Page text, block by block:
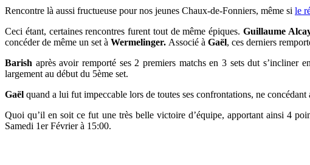
Rencontre là aussi fructueuse pour nos jeunes Chaux-de-Fonniers, même si le
Ceci étant, certaines rencontres furent tout de même épiques. Guillaume
concéder de même un set à Wermelinger. Associé à Gaël, ces derniers
Barish après avoir remporté ses 2 premiers matchs en 3 sets dut s’incliner
largement au début du 5ème set.
Gaël quand a lui fut impeccable lors de toutes ses confrontations, ne concédant
Quoi qu’il en soit ce fut une très belle victoire d’équipe, apportant ainsi 4
Samedi 1er Février à 15:00.